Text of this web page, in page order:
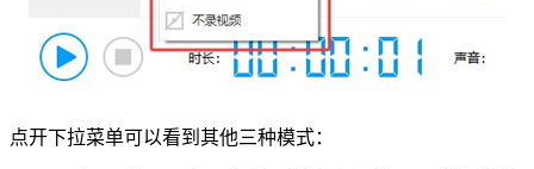
点开下拉菜单可以看到其他三种模式：